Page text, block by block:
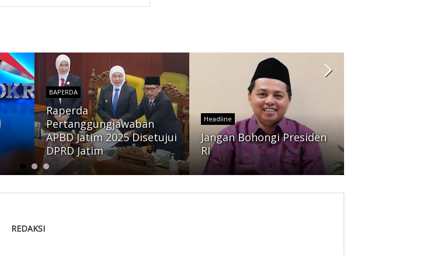
BAPERDA
Raperda
Pertanggungjawaban
APBD Jatim 2025 Disetujui
DPRD Jatim
Headline
Jangan Bohongi Presiden
RI
REDAKSI